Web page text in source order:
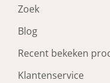
Zoek
Blog
Recent bekeken
Klantenservice